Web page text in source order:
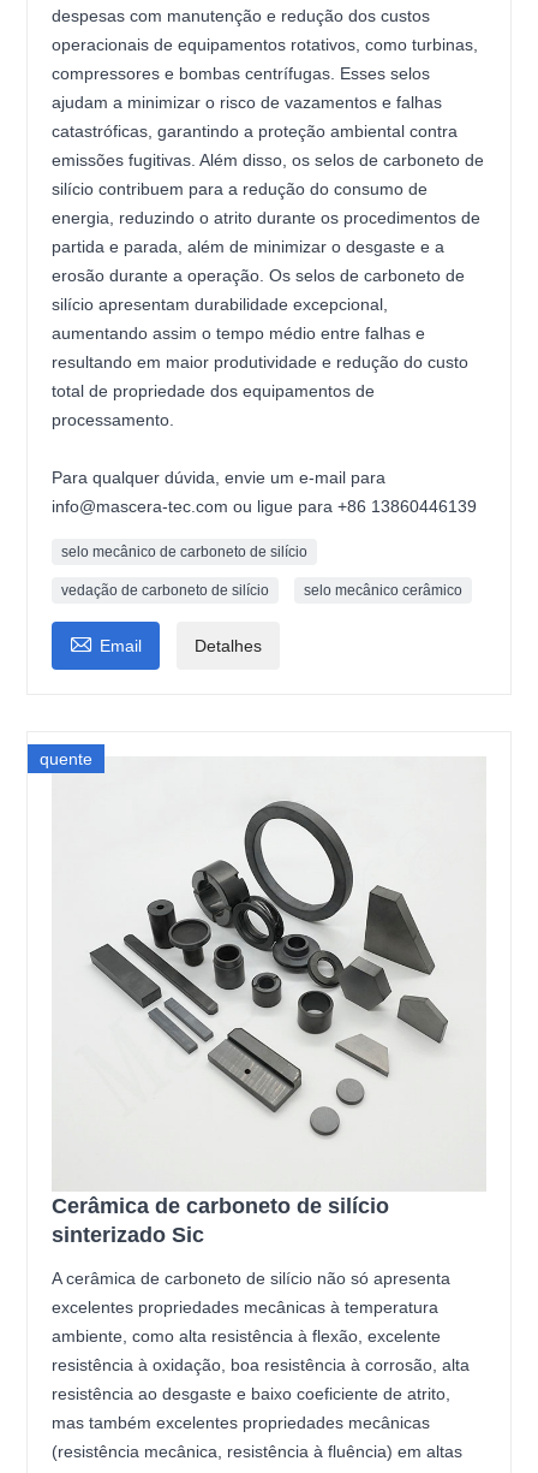
despesas com manutenção e redução dos custos
operacionais de equipamentos rotativos, como turbinas,
compressores e bombas centrífugas. Esses selos
ajudam a minimizar o risco de vazamentos e falhas
catastróficas, garantindo a proteção ambiental contra
emissões fugitivas. Além disso, os selos de carboneto de
silício contribuem para a redução do consumo de
energia, reduzindo o atrito durante os procedimentos de
partida e parada, além de minimizar o desgaste e a
erosão durante a operação. Os selos de carboneto de
silício apresentam durabilidade excepcional,
aumentando assim o tempo médio entre falhas e
resultando em maior produtividade e redução do custo
total de propriedade dos equipamentos de
processamento.
Para qualquer dúvida, envie um e-mail para
info@mascera-tec.com ou ligue para +86 13860446139
selo mecânico de carboneto de silício
vedação de carboneto de silício selo mecânico cerâmico
 Email Detalhes
quente
Cerâmica de carboneto de silício
sinterizado Sic
A cerâmica de carboneto de silício não só apresenta
excelentes propriedades mecânicas à temperatura
ambiente, como alta resistência à flexão, excelente
resistência à oxidação, boa resistência à corrosão, alta
resistência ao desgaste e baixo coeficiente de atrito,
mas também excelentes propriedades mecânicas
(resistência mecânica, resistência à fluência) em altas